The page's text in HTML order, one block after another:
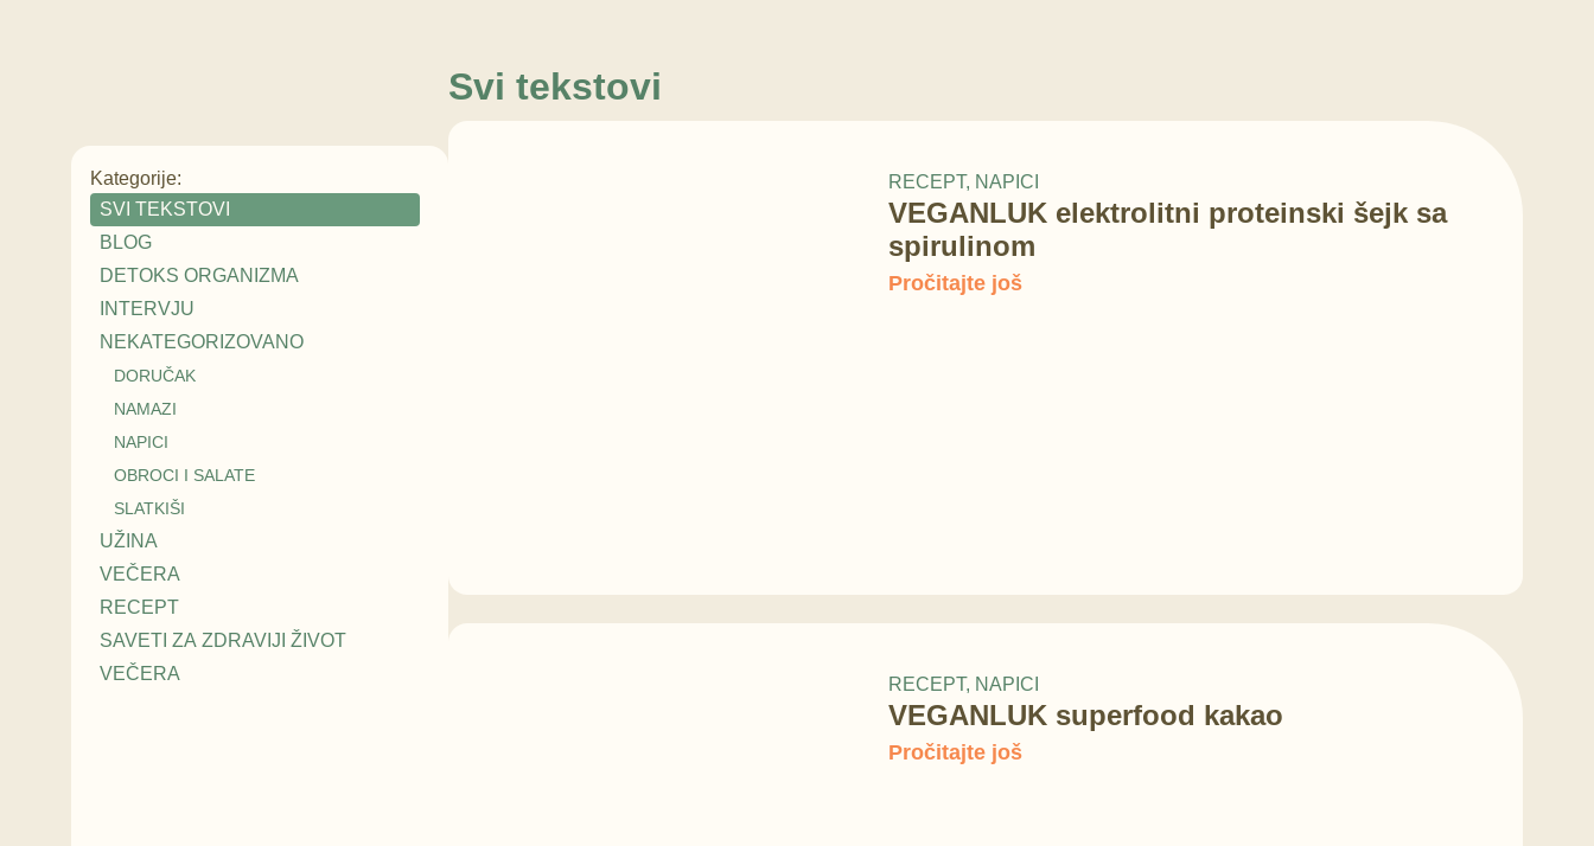
Kategorije:
BLOG
DETOKS ORGANIZMA
INTERVJU
NEKATEGORIZOVANO
DORUČAK
NAMAZI
NAPICI
OBROCI I SALATE
SLATKIŠI
UŽINA
VEČERA
RECEPT
SAVETI ZA ZDRAVIJI ŽIVOT
VEČERA
SVI TEKSTOVI
Svi tekstovi
RECEPT, NAPICI
VEGANLUK elektrolitni proteinski šejk sa
spirulinom
Pročitajte još
RECEPT, NAPICI
VEGANLUK superfood kakao
Pročitajte još